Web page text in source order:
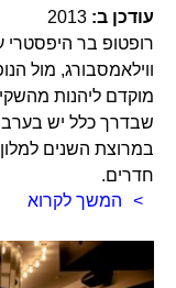
עודכן ב: 2013
רופטופ בר היפסטרי
ווילאמסבורג, מול
מוקדם ליהנות
שבדרך כלל יש
חדרים.
המשך לקרוא